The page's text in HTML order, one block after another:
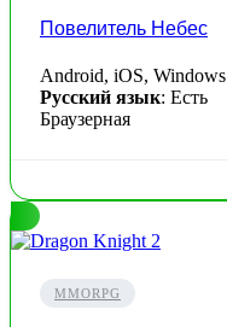
Повелитель Небес
Android, iOS, Windows
Русский язык: Есть
Браузерная
MMORPG